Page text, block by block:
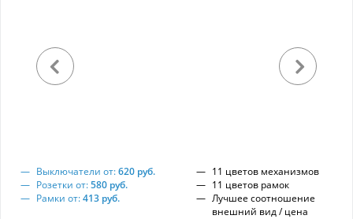
Выключатели от:620 руб.
Розетки от:580 руб.
Рамки от:413 руб.
11 цветов механизмов
11 цветов рамок
Лучшее соотношение
внешний вид / цена